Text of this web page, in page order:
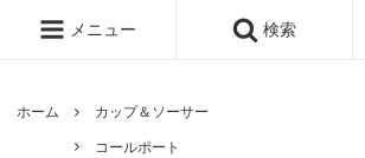
メニュー 検索
ホーム
カップ＆ソーサー
コールポート